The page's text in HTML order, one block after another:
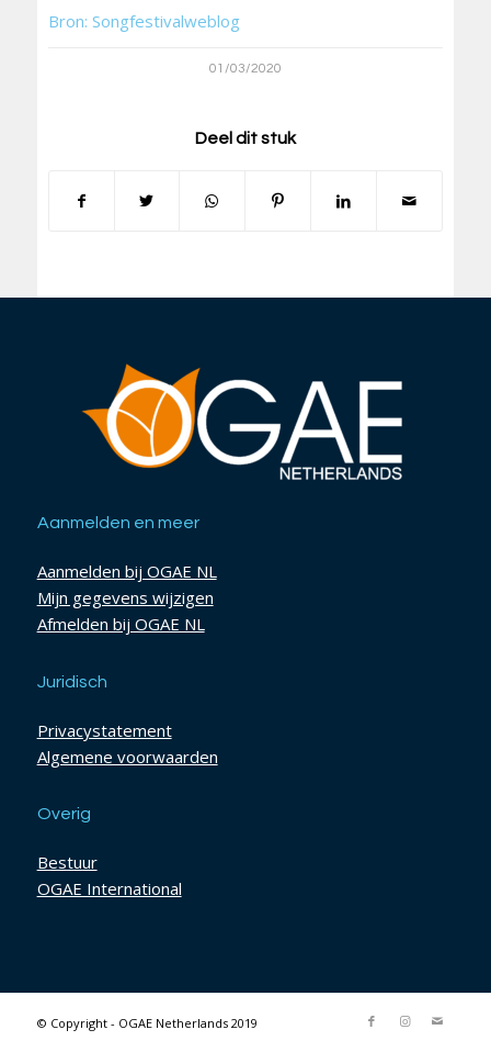
Bron: Songfestivalweblog
01/03/2020
Deel dit stuk
Aanmelden en meer
Aanmelden bij OGAE NL
Mijn gegevens wijzigen
Afmelden bij OGAE NL
Juridisch
Privacystatement
Algemene voorwaarden
Overig
Bestuur
OGAE International
© Copyright - OGAE Netherlands 2019